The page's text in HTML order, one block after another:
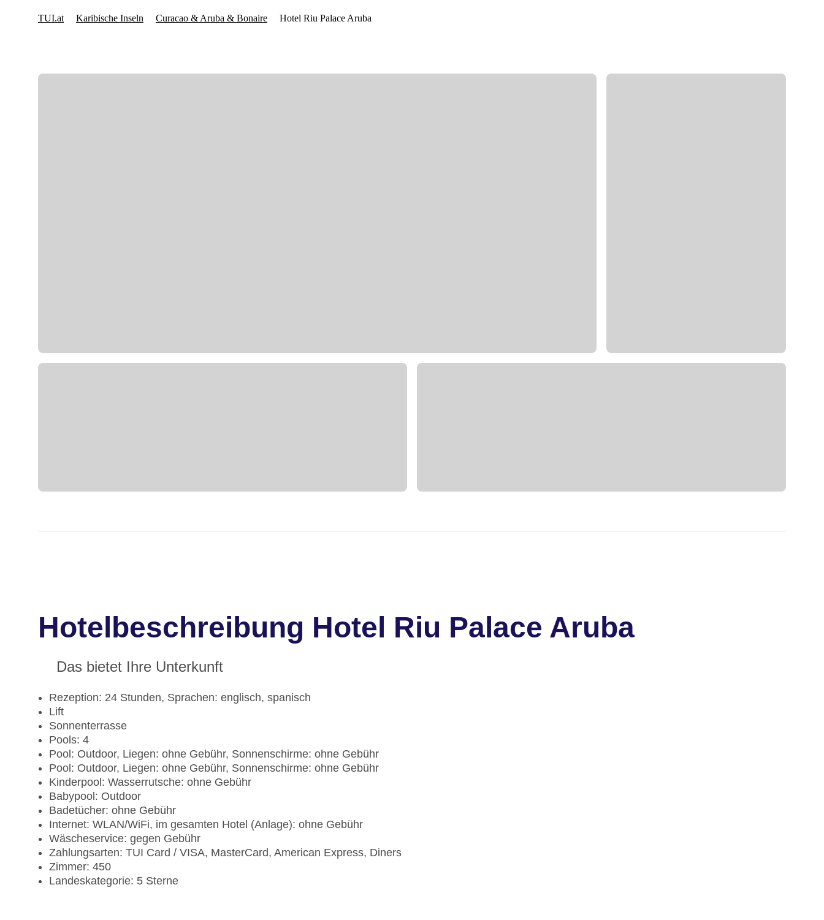
Hotelbeschreibung Hotel Riu Palace Aruba
Das bietet Ihre Unterkunft
Rezeption: 24 Stunden, Sprachen: englisch, spanisch
Lift
Sonnenterrasse
Pools: 4
Pool: Outdoor, Liegen: ohne Gebühr, Sonnenschirme: ohne Gebühr
Pool: Outdoor, Liegen: ohne Gebühr, Sonnenschirme: ohne Gebühr
Kinderpool: Wasserrutsche: ohne Gebühr
Babypool: Outdoor
Badetücher: ohne Gebühr
Internet: WLAN/WiFi, im gesamten Hotel (Anlage): ohne Gebühr
Wäscheservice: gegen Gebühr
Zahlungsarten: TUI Card / VISA, MasterCard, American Express, Diners
Zimmer: 450
Landeskategorie: 5 Sterne